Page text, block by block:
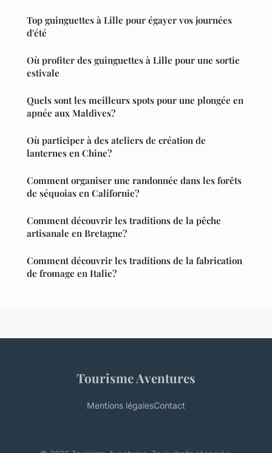
Top guinguettes à Lille pour égayer vos journées
d'été
Où profiter des guinguettes à Lille pour une sortie
estivale
Quels sont les meilleurs spots pour une plongée en
apnée aux Maldives?
Où participer à des ateliers de création de
lanternes en Chine?
Comment organiser une randonnée dans les forêts
de séquoias en Californie?
Comment découvrir les traditions de la pêche
artisanale en Bretagne?
Comment découvrir les traditions de la fabrication
de fromage en Italie?
Tourisme Aventures
Mentions légalesContact